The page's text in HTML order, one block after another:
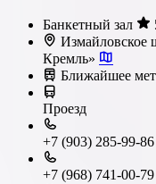
Банкетный зал
Измайловское
Кремль»
Ближайшее
Проезд
+7 (903) 285-99-86
+7 (968) 741-00-79